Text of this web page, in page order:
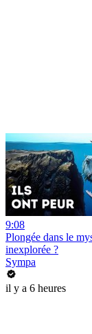
9:08
Plongée dans le
inexplorée ?
Sympa
il y a 6 heures